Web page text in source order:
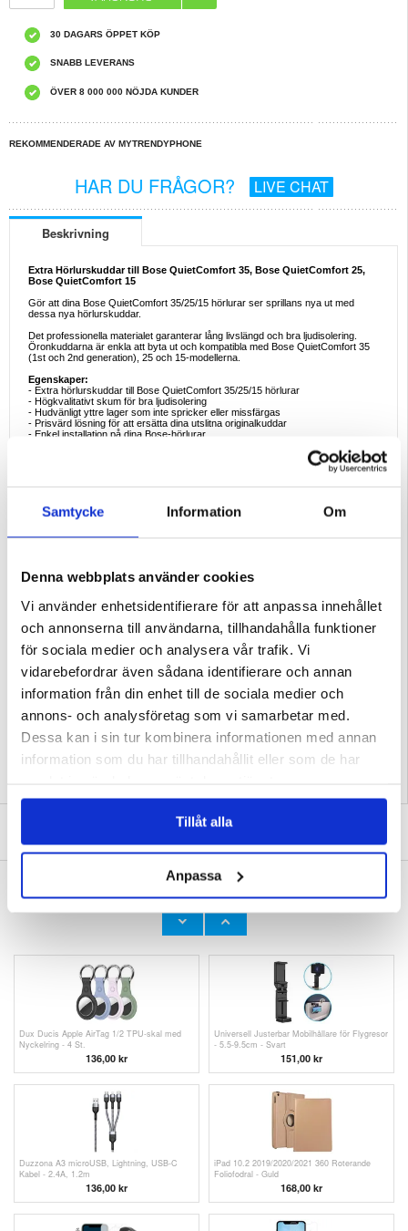
Samtycke Information Om
Denna webbplats använder cookies
Vi använder enhetsidentifierare för att anpassa innehållet
och annonserna till användarna, tillhandahålla funktioner
för sociala medier och analysera vår trafik. Vi
vidarebefordrar även sådana identifierare och annan
information från din enhet till de sociala medier och
annons- och analysföretag som vi samarbetar med.
Dessa kan i sin tur kombinera informationen med annan
information som du har tillhandahållit eller som de har
Tillåt alla
Anpassa
30 DAGARS ÖPPET KÖP
SNABB LEVERANS
ÖVER 8 000 000 NÖJDA KUNDER
REKOMMENDERADE AV MYTRENDYPHONE
HAR DU FRÅGOR? LIVE CHAT
Beskrivning
Extra Hörlurskuddar till Bose QuietComfort 35, Bose QuietComfort 25,
Bose QuietComfort 15
Gör att dina Bose QuietComfort 35/25/15 hörlurar ser sprillans nya ut med
dessa nya hörlurskuddar.
Det professionella materialet garanterar lång livslängd och bra ljudisolering.
Öronkuddarna är enkla att byta ut och kompatibla med Bose QuietComfort 35
(1st och 2nd generation), 25 och 15-modellerna.
Egenskaper:
- Extra hörlurskuddar till Bose QuietComfort 35/25/15 hörlurar
- Högkvalitativt skum för bra ljudisolering
- Hudvänligt yttre lager som inte spricker eller missfärgas
- Prisvärd lösning för att ersätta dina utslitna originalkuddar
- Enkel installation på dina Bose-hörlurar
Relaterade kategorier:Mobiltillbehör, Hörlurar och AirPods tillbehör
SKRIV EN RECENSION
ANDRA KUNDER HAR OCKSÅ KÖPT
QuietComfort 35/25/15 - Svart
QuietComfort 35/25/15 - Grå
Dux Ducis Apple AirTag 1/2 TPU-skal med
Nyckelring - 4 St.
136,00 kr
Universell Justerbar Mobilhållare för Flygresor
- 5.5-9.5cm - Svart
151,00 kr
Duzzona A3 microUSB, Lightning, USB-C
Kabel - 2.4A, 1.2m
136,00 kr
iPad 10.2 2019/2020/2021 360 Roterande
Foliofodral - Guld
168,00 kr